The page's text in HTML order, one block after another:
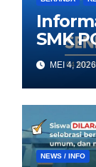
SMK
MEI 4,
NEWS / INFO